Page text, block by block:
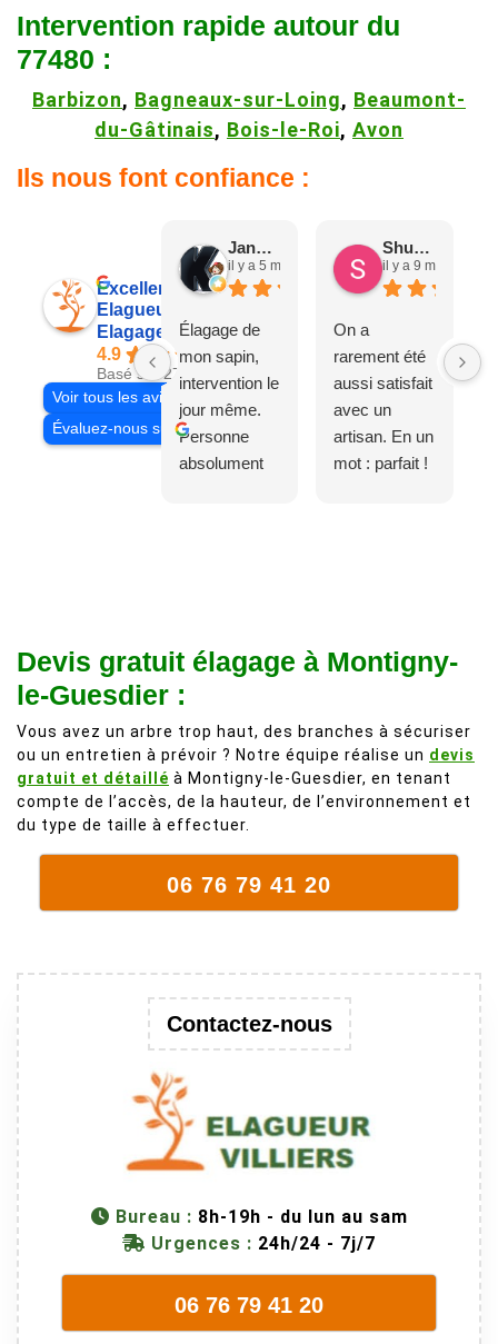
Intervention rapide autour du
77480 :
Barbizon, Bagneaux-sur-Loing, Beaumont-
du-Gâtinais, Bois-le-Roi, Avon
Ils nous font confiance :
Excellent
Elagueur 77
Elagage Villiers
4.9
Basé sur 27 avis
Voir tous les avis
Évaluez-nous sur
Jane D.
il y a 5 mois
Élagage de
mon sapin,
intervention le
jour même.
Personne
absolument
fait plus!
Shuang & Jean K.
il y a 9 mois
On a
rarement été
aussi satisfait
avec un
artisan. En un
mot : parfait !
chez les
voisins et
mort. C'est
délicat parce
que c'est un
arbre qui
remarquable,
au passage
une branche
trop lourde et
donc
son équipes
connaissent
métier, c'est
juste une
Devis gratuit élagage à Montigny-
le-Guesdier :
Vous avez un arbre trop haut, des branches à sécuriser
ou un entretien à prévoir ? Notre équipe réalise un devis
gratuit et détaillé à Montigny-le-Guesdier, en tenant
compte de l’accès, de la hauteur, de l’environnement et
du type de taille à effectuer.
06 76 79 41 20
Contactez-nous
Bureau : 8h-19h - du lun au sam
Urgences : 24h/24 - 7j/7
06 76 79 41 20